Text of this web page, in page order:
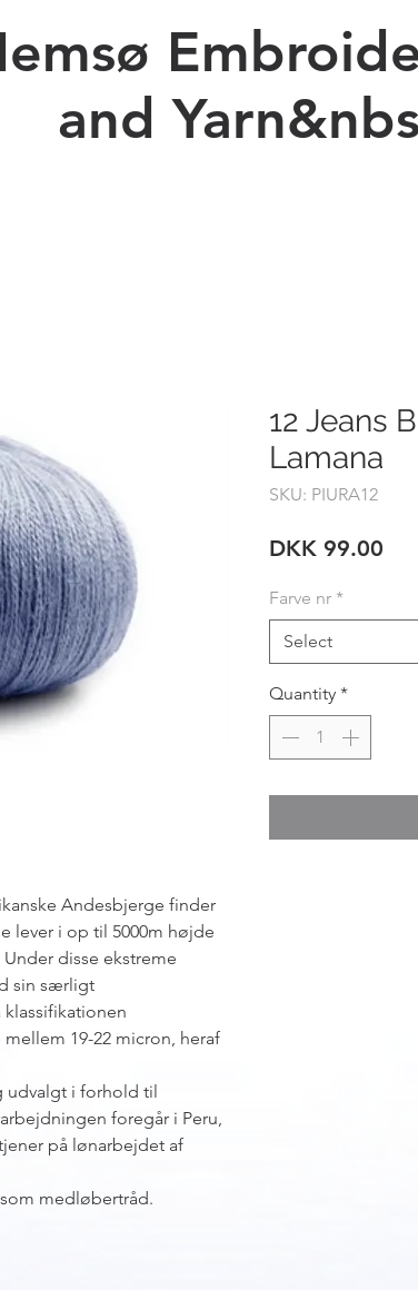
and
Andesbjerge finder
lever i op til 5000m højde
disse ekstreme
sin særligt
19-22 micron, heraf
udvalgt i forhold til
foregår i Peru,
på lønarbejdet af
medløbertråd.
12 Jeans
Lamana
SKU: PIURA12
DKK 99.00
Farve nr *
Select
Quantity *